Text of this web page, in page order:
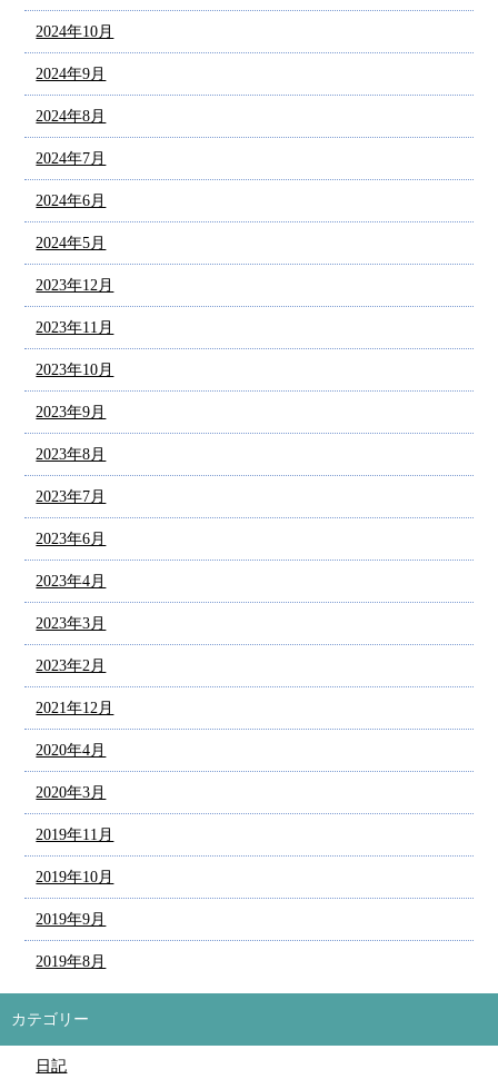
2024年10月
2024年9月
2024年8月
2024年7月
2024年6月
2024年5月
2023年12月
2023年11月
2023年10月
2023年9月
2023年8月
2023年7月
2023年6月
2023年4月
2023年3月
2023年2月
2021年12月
2020年4月
2020年3月
2019年11月
2019年10月
2019年9月
2019年8月
カテゴリー
日記